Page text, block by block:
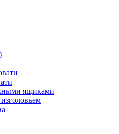
ящиками